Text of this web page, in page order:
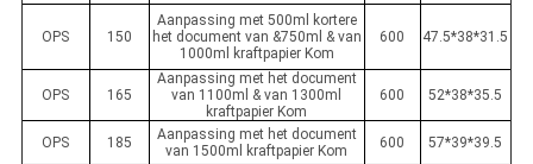
OPS 150
Aanpassing met 500ml kortere
het document van &750ml & van
1000ml kraftpapier Kom
600 47.5*38*31.5
OPS 165
Aanpassing met het document
van 1100ml & van 1300ml
kraftpapier Kom
600 52*38*35.5
OPS 185
Aanpassing met het document
van 1500ml kraftpapier Kom
600 57*39*39.5